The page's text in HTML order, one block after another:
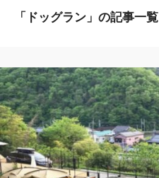
「ドッグラン」の記事一覧